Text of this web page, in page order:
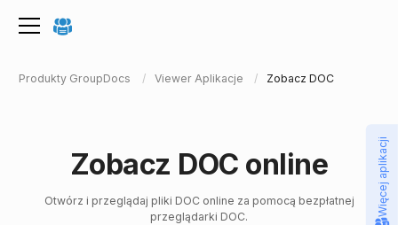
Produkty GroupDocs Viewer Aplikacje Zobacz DOC
Zobacz DOC online
Otwórz i przeglądaj pliki DOC online za pomocą bezpłatnej
przeglądarki DOC.
Więcej aplikacji